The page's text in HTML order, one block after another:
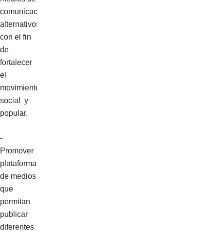
comunicación
alternativos
con el fin
de
fortalecer
el
movimiento
social y
popular.
-
Promover
plataforma
de medios
que
permitan
publicar
diferentes